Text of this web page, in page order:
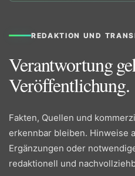
REDAKTION UND
Verantwortung
Veröffentlichung.
Fakten, Quellen und
erkennbar bleiben. Hinweise
Ergänzungen oder
redaktionell und